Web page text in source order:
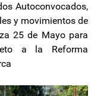
Autoconvocados,
y movimientos de
25 de Mayo para
a la Reforma